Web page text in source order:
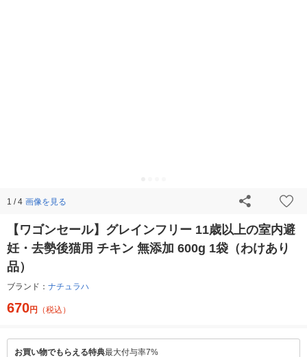
1 / 4 画像を見る
【ワゴンセール】グレインフリー 11歳以上の室内避
妊・去勢後猫用 チキン 無添加 600g 1袋（わけあり
品）
ブランド： ナチュラハ
670円 （税込）
お買い物でもらえる特典最大付与率7%